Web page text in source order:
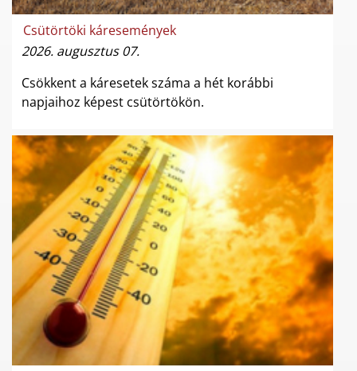
Csütörtöki káresemények
2026. augusztus 07.
Csökkent a káresetek száma a hét korábbi
napjaihoz képest csütörtökön.